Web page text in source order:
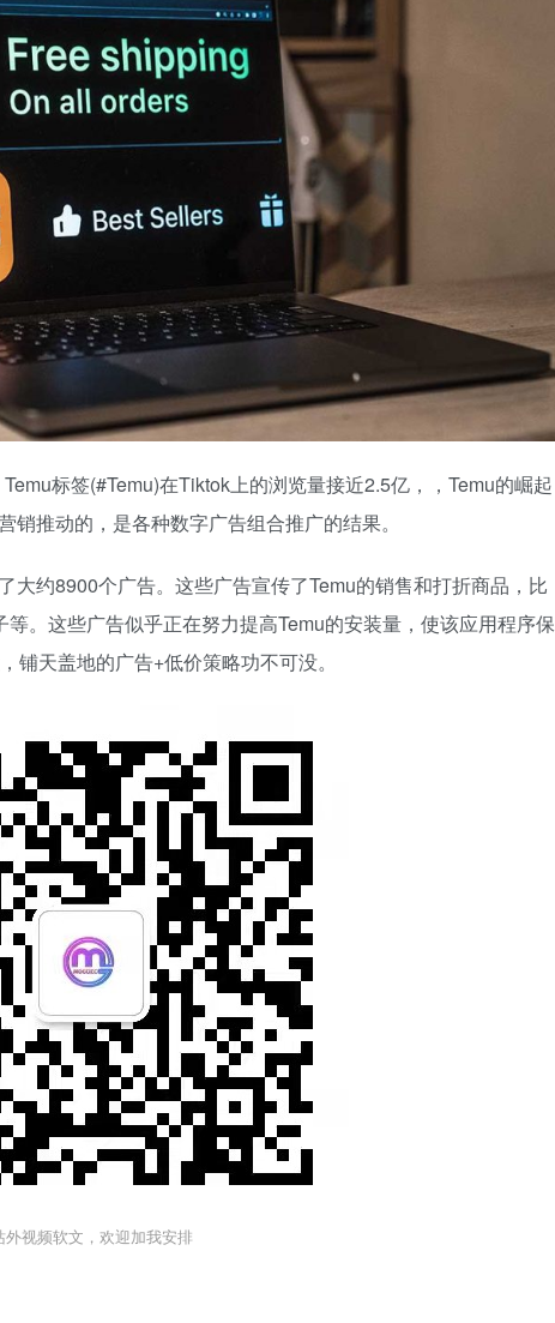
标签(#Temu)在Tiktok上的浏览量接近2.5亿，，Temu的崛起
推动的，是各种数字广告组合推广的结果。
大约8900个广告。这些广告宣传了Temu的销售和打折商品，比
。这些广告似乎正在努力提高Temu的安装量，使该应用程序保
铺天盖地的广告+低价策略功不可没。
外视频软文，欢迎加我安排